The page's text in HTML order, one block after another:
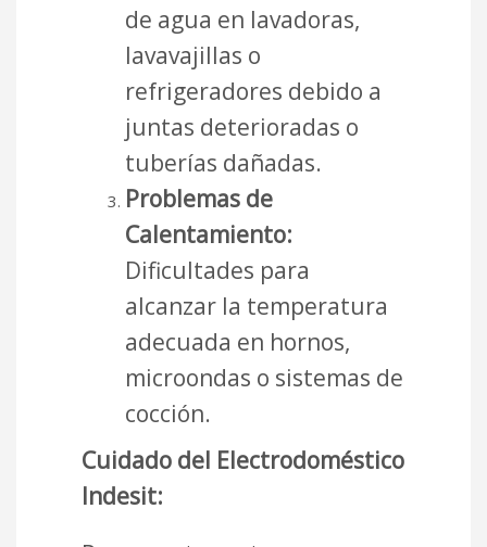
de agua en lavadoras,
lavavajillas o
refrigeradores debido a
juntas deterioradas o
tuberías dañadas.
Problemas de
Calentamiento:
Dificultades para
alcanzar la temperatura
adecuada en hornos,
microondas o sistemas de
cocción.
Cuidado del Electrodoméstico
Indesit: